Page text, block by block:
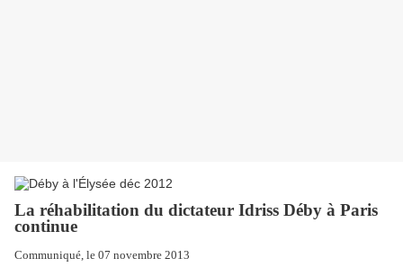
La réhabilitation du dictateur Idriss Déby à Paris
continue
Communiqué, le 07 novembre 2013